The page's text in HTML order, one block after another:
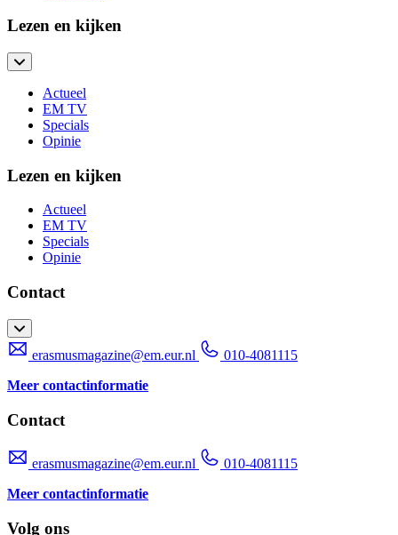
Lezen en kijken
Actueel
EM TV
Specials
Opinie
Lezen en kijken
Actueel
EM TV
Specials
Opinie
Contact
erasmusmagazine@em.eur.nl
010-4081115
Meer contactinformatie
Contact
erasmusmagazine@em.eur.nl
010-4081115
Meer contactinformatie
Volg ons